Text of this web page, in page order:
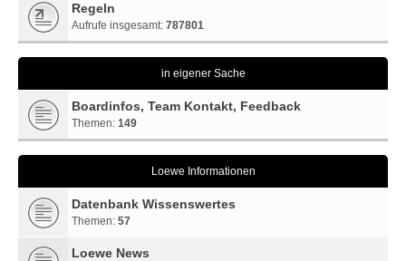
Regeln
Aufrufe insgesamt: 787801
in eigener Sache
Boardinfos, Team Kontakt, Feedback
Themen: 149
Loewe Informationen
Datenbank Wissenswertes
Themen: 57
Loewe News